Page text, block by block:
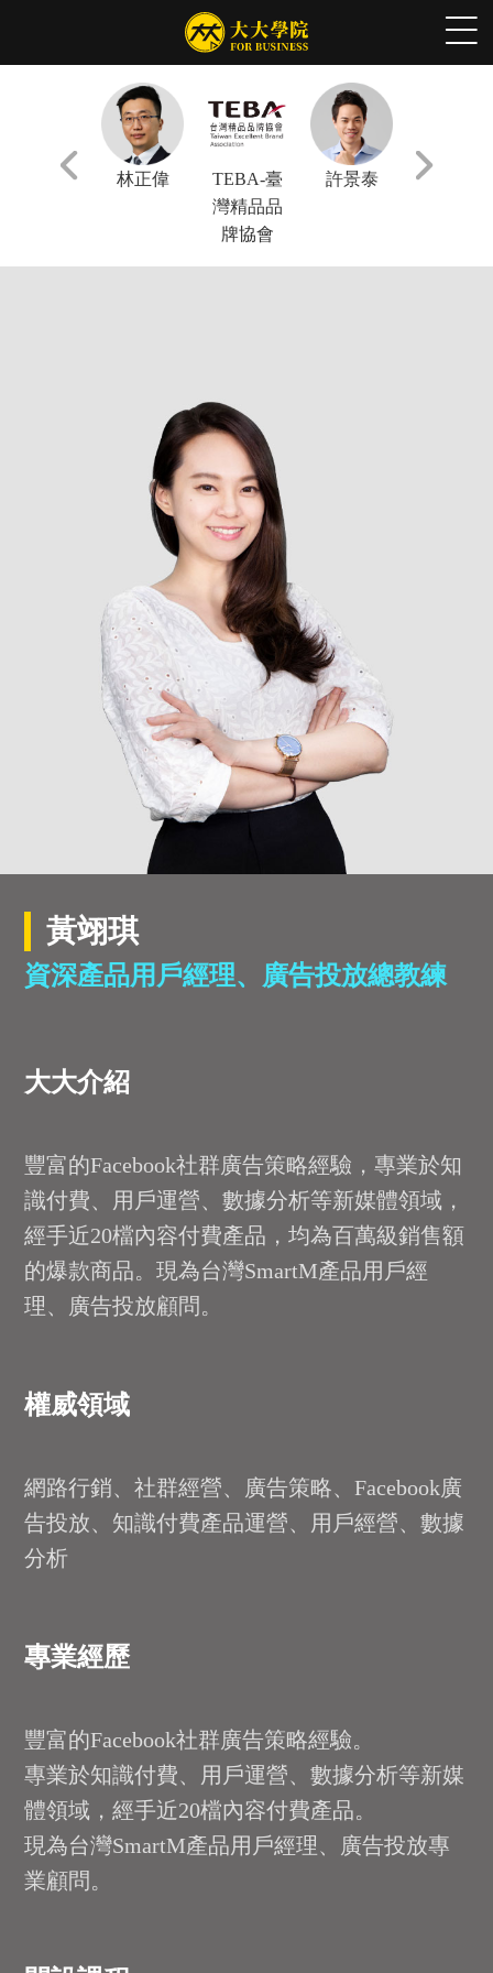
林正偉
TEBA-臺
灣精品品
牌協會
許景泰
黃翊琪
資深產品用戶經理、廣告投放總教練
大大介紹
豐富的Facebook社群廣告策略經驗，專業於知
識付費、用戶運營、數據分析等新媒體領域，
經手近20檔內容付費產品，均為百萬級銷售額
的爆款商品。現為台灣SmartM產品用戶經
理、廣告投放顧問。
權威領域
網路行銷、社群經營、廣告策略、Facebook廣
告投放、知識付費產品運營、用戶經營、數據
分析
專業經歷
豐富的Facebook社群廣告策略經驗。
專業於知識付費、用戶運營、數據分析等新媒
體領域，經手近20檔內容付費產品。
現為台灣SmartM產品用戶經理、廣告投放專
業顧問。